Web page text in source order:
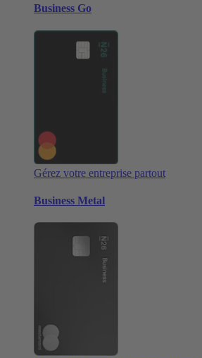
Business Go
Gérez votre entreprise partout
Business Metal